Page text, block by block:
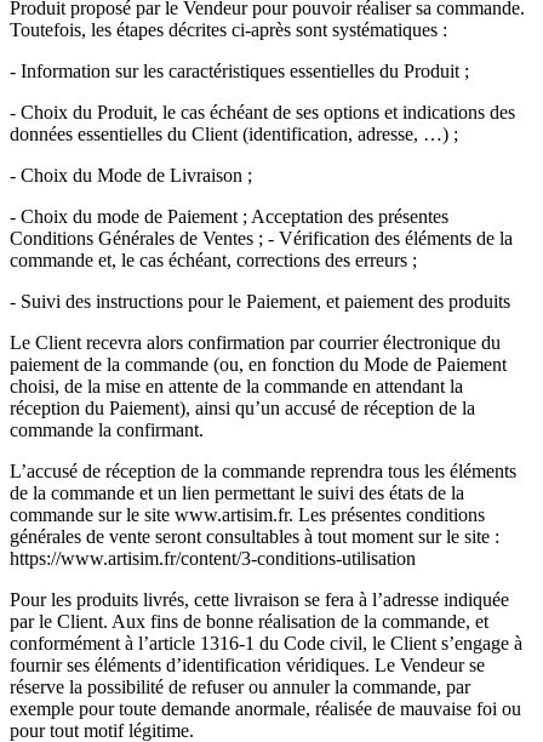
Produit proposé par le Vendeur pour pouvoir réaliser sa commande.
Toutefois, les étapes décrites ci-après sont systématiques :
- Information sur les caractéristiques essentielles du Produit ;
- Choix du Produit, le cas échéant de ses options et indications des
données essentielles du Client (identification, adresse, …) ;
- Choix du Mode de Livraison ;
- Choix du mode de Paiement ; Acceptation des présentes
Conditions Générales de Ventes ; - Vérification des éléments de la
commande et, le cas échéant, corrections des erreurs ;
- Suivi des instructions pour le Paiement, et paiement des produits
Le Client recevra alors confirmation par courrier électronique du
paiement de la commande (ou, en fonction du Mode de Paiement
choisi, de la mise en attente de la commande en attendant la
réception du Paiement), ainsi qu’un accusé de réception de la
commande la confirmant.
L’accusé de réception de la commande reprendra tous les éléments
de la commande et un lien permettant le suivi des états de la
commande sur le site www.artisim.fr. Les présentes conditions
générales de vente seront consultables à tout moment sur le site :
https://www.artisim.fr/content/3-conditions-utilisation
Pour les produits livrés, cette livraison se fera à l’adresse indiquée
par le Client. Aux fins de bonne réalisation de la commande, et
conformément à l’article 1316-1 du Code civil, le Client s’engage à
fournir ses éléments d’identification véridiques. Le Vendeur se
réserve la possibilité de refuser ou annuler la commande, par
exemple pour toute demande anormale, réalisée de mauvaise foi ou
pour tout motif légitime.